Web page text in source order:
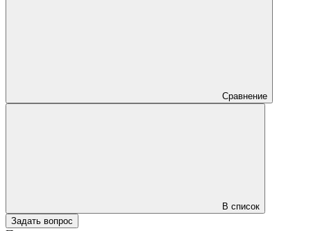
Сравнение
В список
Задать вопрос